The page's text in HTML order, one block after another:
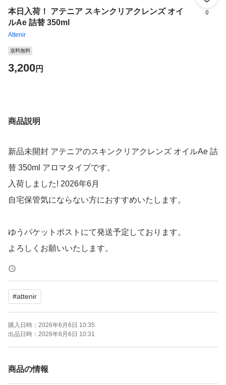
本日入荷！ アテニア スキンクリアクレンズ オイ
ルAe 詰替 350ml
Attenir
0
送料無料
3,200円
商品説明
新品未開封 アテニアのスキンクリアクレンズ オイルAe 詰
替 350ml アロマタイプです。
入荷しました! 2026年6月
自宅保管気にならない方におすすめいたします。
ゆうパケットポストにて発送予定しております。
#attenir
購入日時： 2026年6月6日 10:35
出品日時： 2026年6月6日 10:31
商品の情報